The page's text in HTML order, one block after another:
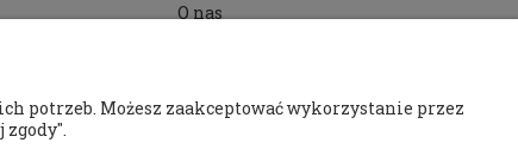
O nas
potrzeb. Możesz zaakceptować wykorzystanie przez